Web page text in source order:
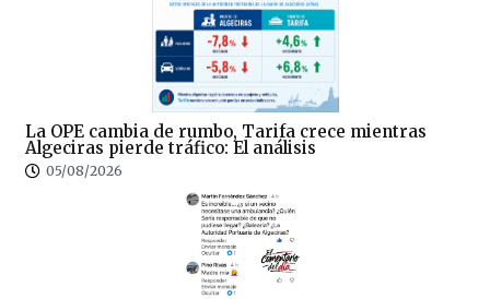
La OPE cambia de rumbo, Tarifa crece mientras
Algeciras pierde tráfico: El análisis
05/08/2026